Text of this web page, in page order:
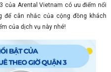
của Arental Vietnam có ưu điểm nổi
để cân nhắc của cộng đồng khách
của dịch vụ này nhé!